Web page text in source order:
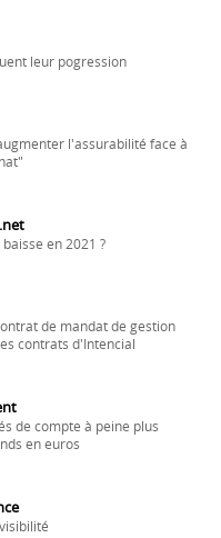
leur pogression
l'assurabilité face à
en 2021 ?
de mandat de gestion
contrats d'Intencial
de compte à peine plus
en euros